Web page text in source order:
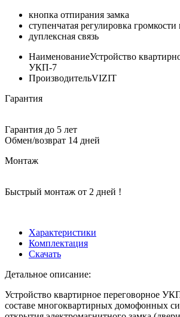
кнопка отпирания замка
ступенчатая регулировка громкости
дуплексная связь
НаименованиеУстройство
УКП-7
ПроизводительVIZIT
Гарантия
Гарантия до 5 лет
Обмен/возврат 14 дней
Монтаж
Быстрый монтаж от 2 дней !
Характеристики
Комплектация
Скачать
Детальное описание:
Устройство квартирное переговорное
составе многоквартирных домофонных